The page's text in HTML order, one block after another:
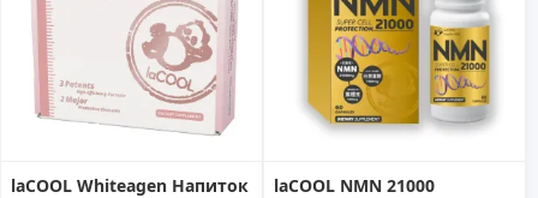
laCOOL Whiteagen Напиток
laCOOL NMN 21000